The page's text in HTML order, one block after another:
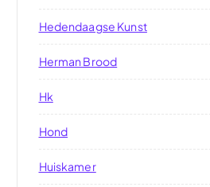
Hedendaagse Kunst
Herman Brood
Hk
Hond
Huiskamer